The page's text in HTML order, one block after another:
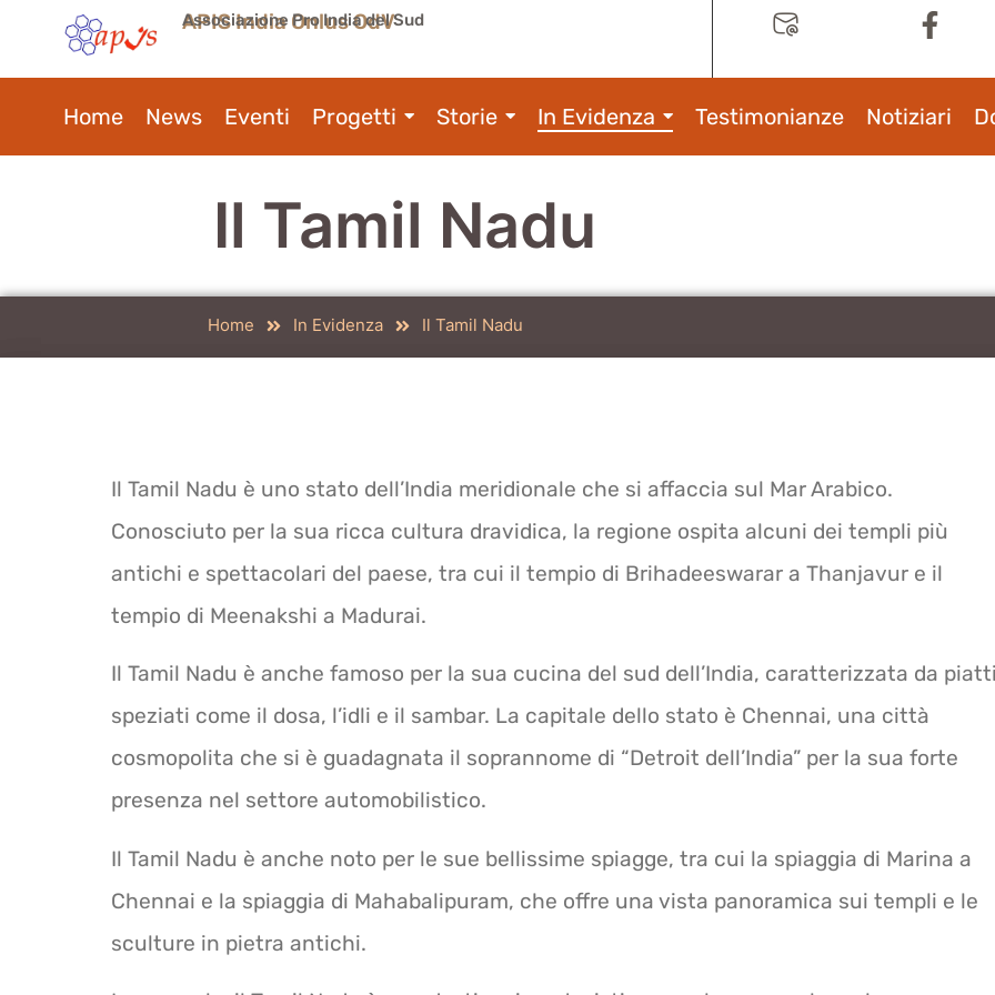
APIS India Onlus OdV
Associazione Pro India del Sud
Home News Eventi Progetti Storie In Evidenza Testimonianze Notiziari
Il Tamil Nadu
Home In Evidenza Il Tamil Nadu
Il Tamil Nadu è uno stato dell’India meridionale che si affaccia sul Mar Arabico.
Conosciuto per la sua ricca cultura dravidica, la regione ospita alcuni dei templi più
antichi e spettacolari del paese, tra cui il tempio di Brihadeeswarar a Thanjavur e il
tempio di Meenakshi a Madurai.
Il Tamil Nadu è anche famoso per la sua cucina del sud dell’India, caratterizzata da
speziati come il dosa, l’idli e il sambar. La capitale dello stato è Chennai, una città
cosmopolita che si è guadagnata il soprannome di “Detroit dell’India” per la sua forte
presenza nel settore automobilistico.
Il Tamil Nadu è anche noto per le sue bellissime spiagge, tra cui la spiaggia di Marina a
Chennai e la spiaggia di Mahabalipuram, che offre una vista panoramica sui templi e le
sculture in pietra antichi.